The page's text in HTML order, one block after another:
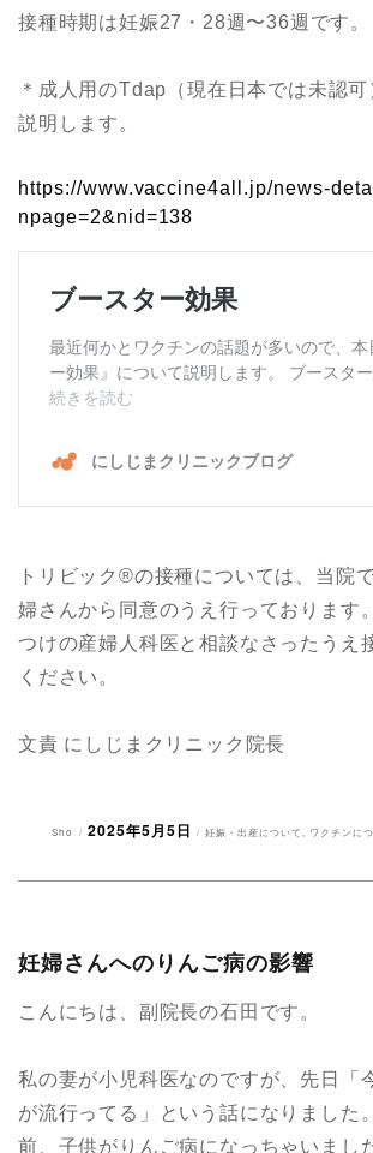
接種時期は妊娠27・28週〜36週です。
＊成人用のTdap（現在日本では未認
説明します。
https://www.vaccine4all.jp/news-
npage=2&nid=138
トリビック®︎の接種については、当院
婦さんから同意のうえ行っております
つけの産婦人科医と相談なさったうえ
ください。
文責 にしじまクリニック院長
投
Sho
投
2025年5月5日
カ
妊娠・出産について ワクチンに
妊婦さんへのりんご病の影響
こんにちは、副院長の石田です。
私の妻が小児科医なのですが、先日「
が流行ってる」という話になりました
前、子供がりんご病になっちゃいまし